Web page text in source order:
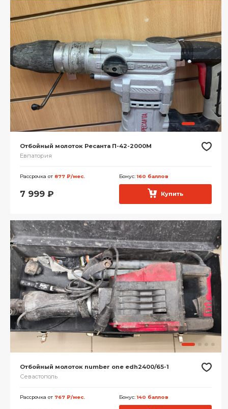
Отбойный молоток Ресанта П-42-2000М
Евпатория
Рассрочка от 877 ₽/мес. Бонус:160 баллов
7 999 ₽ Купить
Отбойный молоток number one edh2400/65-1
Севастополь
Рассрочка от 767 ₽/мес. Бонус:140 баллов